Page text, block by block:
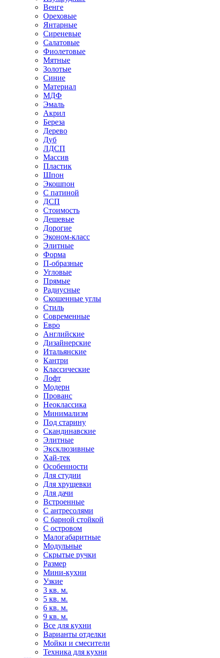
Венге
Ореховые
Янтарные
Сиреневые
Салатовые
Фиолетовые
Мятные
Золотые
Синие
Материал
МДФ
Эмаль
Акрил
Береза
Дерево
Дуб
ЛДСП
Массив
Пластик
Шпон
Экошпон
С патиной
ДСП
Стоимость
Дешевые
Дорогие
Эконом-класс
Элитные
Форма
П-образные
Угловые
Прямые
Радиусные
Скошенные углы
Стиль
Современные
Евро
Английские
Дизайнерские
Итальянские
Кантри
Классические
Лофт
Модерн
Прованс
Неоклассика
Минимализм
Под старину
Скандинавские
Элитные
Эксклюзивные
Хай-тек
Особенности
Для студии
Для хрущевки
Для дачи
Встроенные
С антресолями
С барной стойкой
С островом
Малогабаритные
Модульные
Скрытые ручки
Размер
Мини-кухни
Узкие
3 кв. м.
5 кв. м.
6 кв. м.
9 кв. м.
Все для кухни
Варианты отделки
Мойки и смесители
Техника для кухни